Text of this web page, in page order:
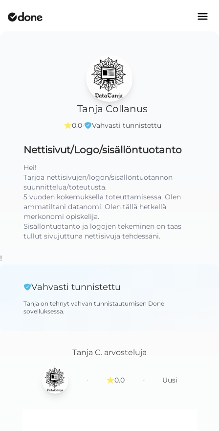
Tanja Collanus
0.0· Vahvasti tunnistettu
Nettisivut/Logo/sisällöntuotanto
Hei!
Tarjoa nettisivujen/logon/sisällöntuotannon
suunnittelua/toteutusta.
5 vuoden kokemuksella toteuttamisessa. Olen
ammatiltani datanomi. Olen tällä hetkellä
merkonomi opiskelija.
Sisällöntuotanto ja logojen tekeminen on taas
tullut sivujuttuna nettisivuja tehdessäni.
!
Vahvasti tunnistettu
Tanja on tehnyt vahvan tunnistautumisen Done
sovelluksessa.
Tanja C. arvosteluja
· 0.0 · Uusi